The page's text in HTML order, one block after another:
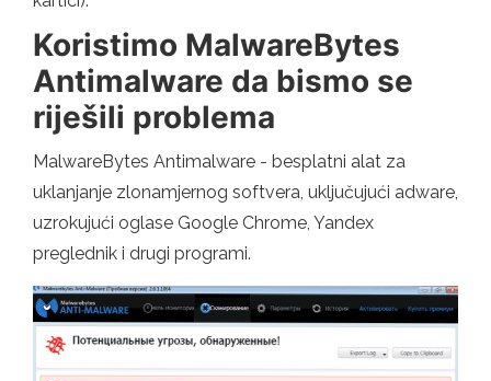
Koristimo MalwareBytes
Antimalware da bismo se
riješili problema
MalwareBytes Antimalware - besplatni alat za
uklanjanje zlonamjernog softvera, uključujući adware,
uzrokujući oglase Google Chrome, Yandex
preglednik i drugi programi.